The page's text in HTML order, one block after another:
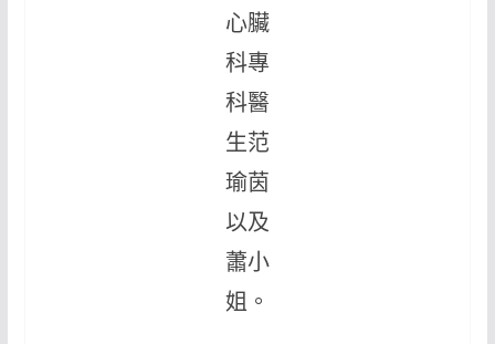
心臟
科專
科醫
生范
瑜茵
以及
蕭小
姐。